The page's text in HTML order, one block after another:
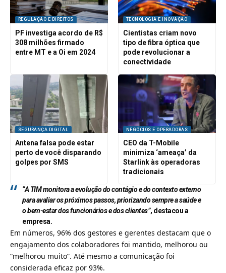
REGULAÇÃO E DIREITOS
PF investiga acordo de R$
308 milhões firmado
entre MT e a Oi em 2024
TECNOLOGIA E INOVAÇÃO
Cientistas criam novo
tipo de fibra óptica que
pode revolucionar a
conectividade
SEGURANÇA DIGITAL
Antena falsa pode estar
perto de você disparando
golpes por SMS
NEGÓCIOS E OPERADORAS
CEO da T-Mobile
minimiza ‘ameaça’ da
Starlink às operadoras
tradicionais
“A TIM monitora a evolução do contágio e do contexto externo
para avaliar os próximos passos, priorizando sempre a saúde e
o bem-estar dos funcionários e dos clientes”, destacou a
empresa.
Em números, 96% dos gestores e gerentes destacam que o
engajamento dos colaboradores foi mantido, melhorou ou
“melhorou muito”. Até mesmo a comunicação foi
considerada eficaz por 93%.